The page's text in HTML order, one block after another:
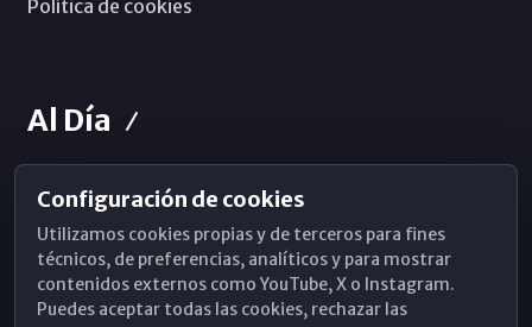
Política de cookies
Al Día
Horarios de Misa
Hemeroteca
WhatsApp
Configuración de cookies
Utilizamos cookies propias y de terceros para fines
técnicos, de preferencias, analíticos y para mostrar
contenidos externos como YouTube, X o Instagram.
Puedes aceptar todas las cookies, rechazar las